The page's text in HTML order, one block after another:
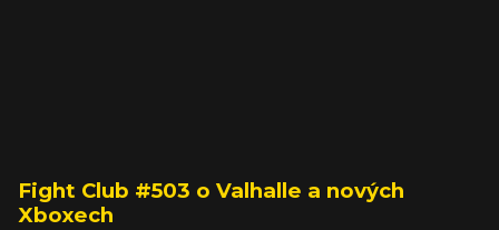
Fight Club #503 o Valhalle a nových
Xboxech